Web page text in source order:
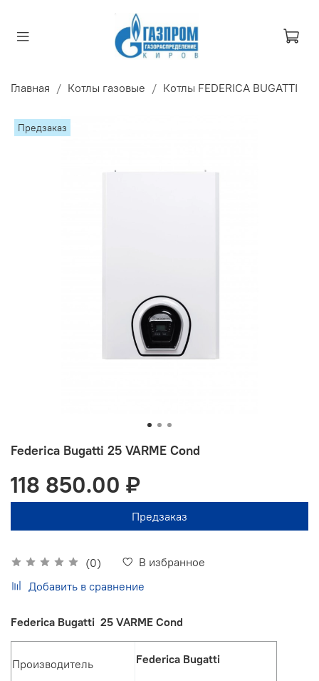
Главная Котлы газовые Котлы FEDERICA BUGATTI
Предзаказ
Federica Bugatti 25 VARME Cond
(0)
В избранное
Добавить в сравнение
118 850.00 ₽
Предзаказ
Federica Bugatti 25 VARME Cond
Производитель Federica Bugatti